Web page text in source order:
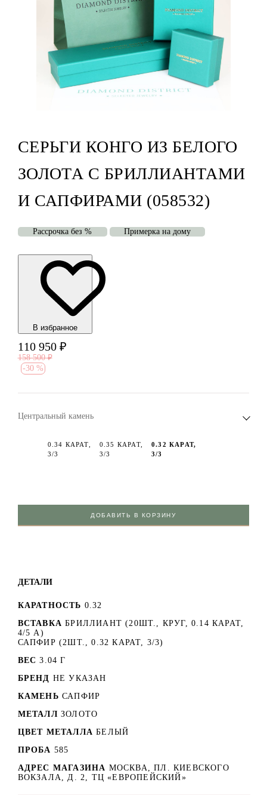
СЕРЬГИ КОНГО ИЗ БЕЛОГО
ЗОЛОТА С БРИЛЛИАНТАМИ
И САПФИРАМИ (058532)
Рассрочка без % Примерка на дому
В избранноe
110 950 ₽
158 500 ₽
-30 %
Центральный камень
0.34 КАРАТ,
3/3
0.35 КАРАТ,
3/3
0.32 КАРАТ,
3/3
ДОБАВИТЬ В КОРЗИНУ
ДЕТАЛИ
КАРАТНОСТЬ 0.32
ВСТАВКА БРИЛЛИАНТ (20ШТ., КРУГ, 0.14 КАРАТ,
4/5 А)
САПФИР (2ШТ., 0.32 КАРАТ, 3/3)
ВЕС 3.04 Г
БРЕНД НЕ УКАЗАН
КАМЕНЬ САПФИР
МЕТАЛЛ ЗОЛОТО
ЦВЕТ МЕТАЛЛА БЕЛЫЙ
ПРОБА 585
АДРЕС МАГАЗИНА МОСКВА, ПЛ. КИЕВСКОГО
ВОКЗАЛА, Д. 2, ТЦ «ЕВРОПЕЙСКИЙ»